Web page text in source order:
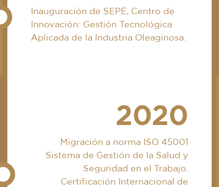
Inauguración de SEPÉ, Centro de
Innovación: Gestión Tecnológica
Aplicada de la Industria Oleaginosa.
2020
Migración a norma ISO 45001
Sistema de Gestión de la Salud y
Seguridad en el Trabajo.
Certificación Internacional de